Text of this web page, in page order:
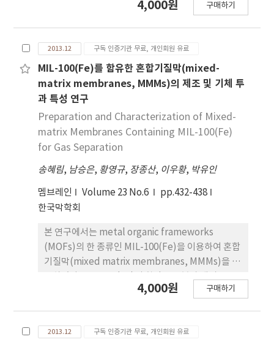
오스 용액을 사용하여 친수화도를 조절하였다. 지지
하였다. 사용된 활성층은 1,4-dioxane과 cellulose
tri-acetate (CTA, 13 wt%)를 사용하여 제조하였
으며, 5 kgf/cm2 압력 하에서 행한 PRO 성능 평가
의 경우 투과도가 친수화된 지지체를 사용한 경우와
친수화되지 않은 경우에 각각 1.2 L/m2hr와 0.8
L/m2hr로 친수화된 지지체를 사용할 경우 약 50%
투과량이 증가되는 특성을 보였다. 그러나 셀룰로오
스 농도 변화에 따른 지지체의 친수화도 증가가 투과
량 변화를 가져오지는 않았다. 이는 지지체를 친수화
라 지지체의 기공이 막히는 현상에 기인한 것으로 보
인다. 이러한 결과를 통해 정삼투공정에서 투과유량
을 높이기 위해서는 지지체로서 친수성 소재를 사용
하여 분리막을 제조함과 동시에 지지체 기공을 유지
하는 것이 중요함을 확인하였다.
4,000원 구매하기
2013.12 구독 인증기관 무료, 개인회원 유료
MIL-100(Fe)를 함유한 혼합기질막(mixed-
matrix membranes, MMMs)의 제조 및 기체 투
과 특성 연구
Preparation and Characterization of Mixed-
matrix Membranes Containing MIL-100(Fe)
for Gas Separation
송혜림, 남승은, 황영규, 장종산, 이우황, 박유인
멤브레인 Volume 23 No.6
pp.432-438
한국막학회
본 연구에서는 metal organic frameworks
(MOFs)의 한 종류인 MIL-100(Fe)을 이용하여 혼합
기질막(mixed matrix membranes, MMMs)을 제
wt%까지 변화시키면서 첨가된 MOF의 함량에 따른
함에 따라 투과도가 증가하는 경향을 보여주었으며,
4,000원 구매하기
2013.12 구독 인증기관 무료, 개인회원 유료